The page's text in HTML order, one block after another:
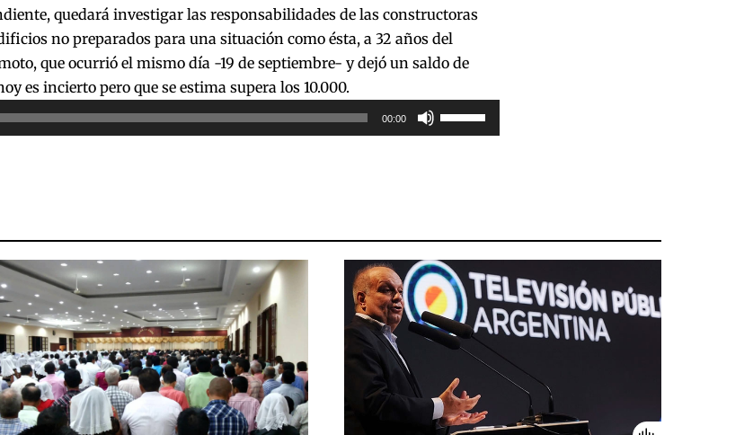
el
volumen.
disminuir
el
quedará investigar las responsabilidades de las constructoras
no preparados para una situación como ésta, a 32 años del
que ocurrió el mismo día -19 de septiembre- y dejó un saldo de
es incierto pero que se estima supera los 10.000.
00:00
Utiliza
las
para
aumentar
o
disminuir
el
volumen.